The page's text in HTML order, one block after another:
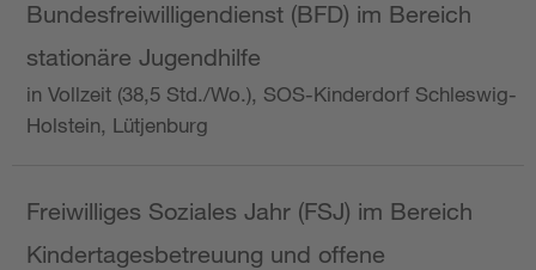
Bundesfreiwilligendienst (BFD) im Bereich
stationäre Jugendhilfe
in Vollzeit (38,5 Std./Wo.), SOS-Kinderdorf Schleswig-
Holstein, Lütjenburg
Freiwilliges Soziales Jahr (FSJ) im Bereich
Kindertagesbetreuung und offene